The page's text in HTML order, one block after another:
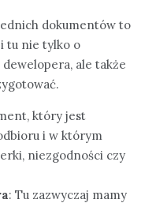
dokumentów to
tu nie tylko o
ale także
który jest
i w którym
niezgodności czy
: Tu zazwyczaj mamy